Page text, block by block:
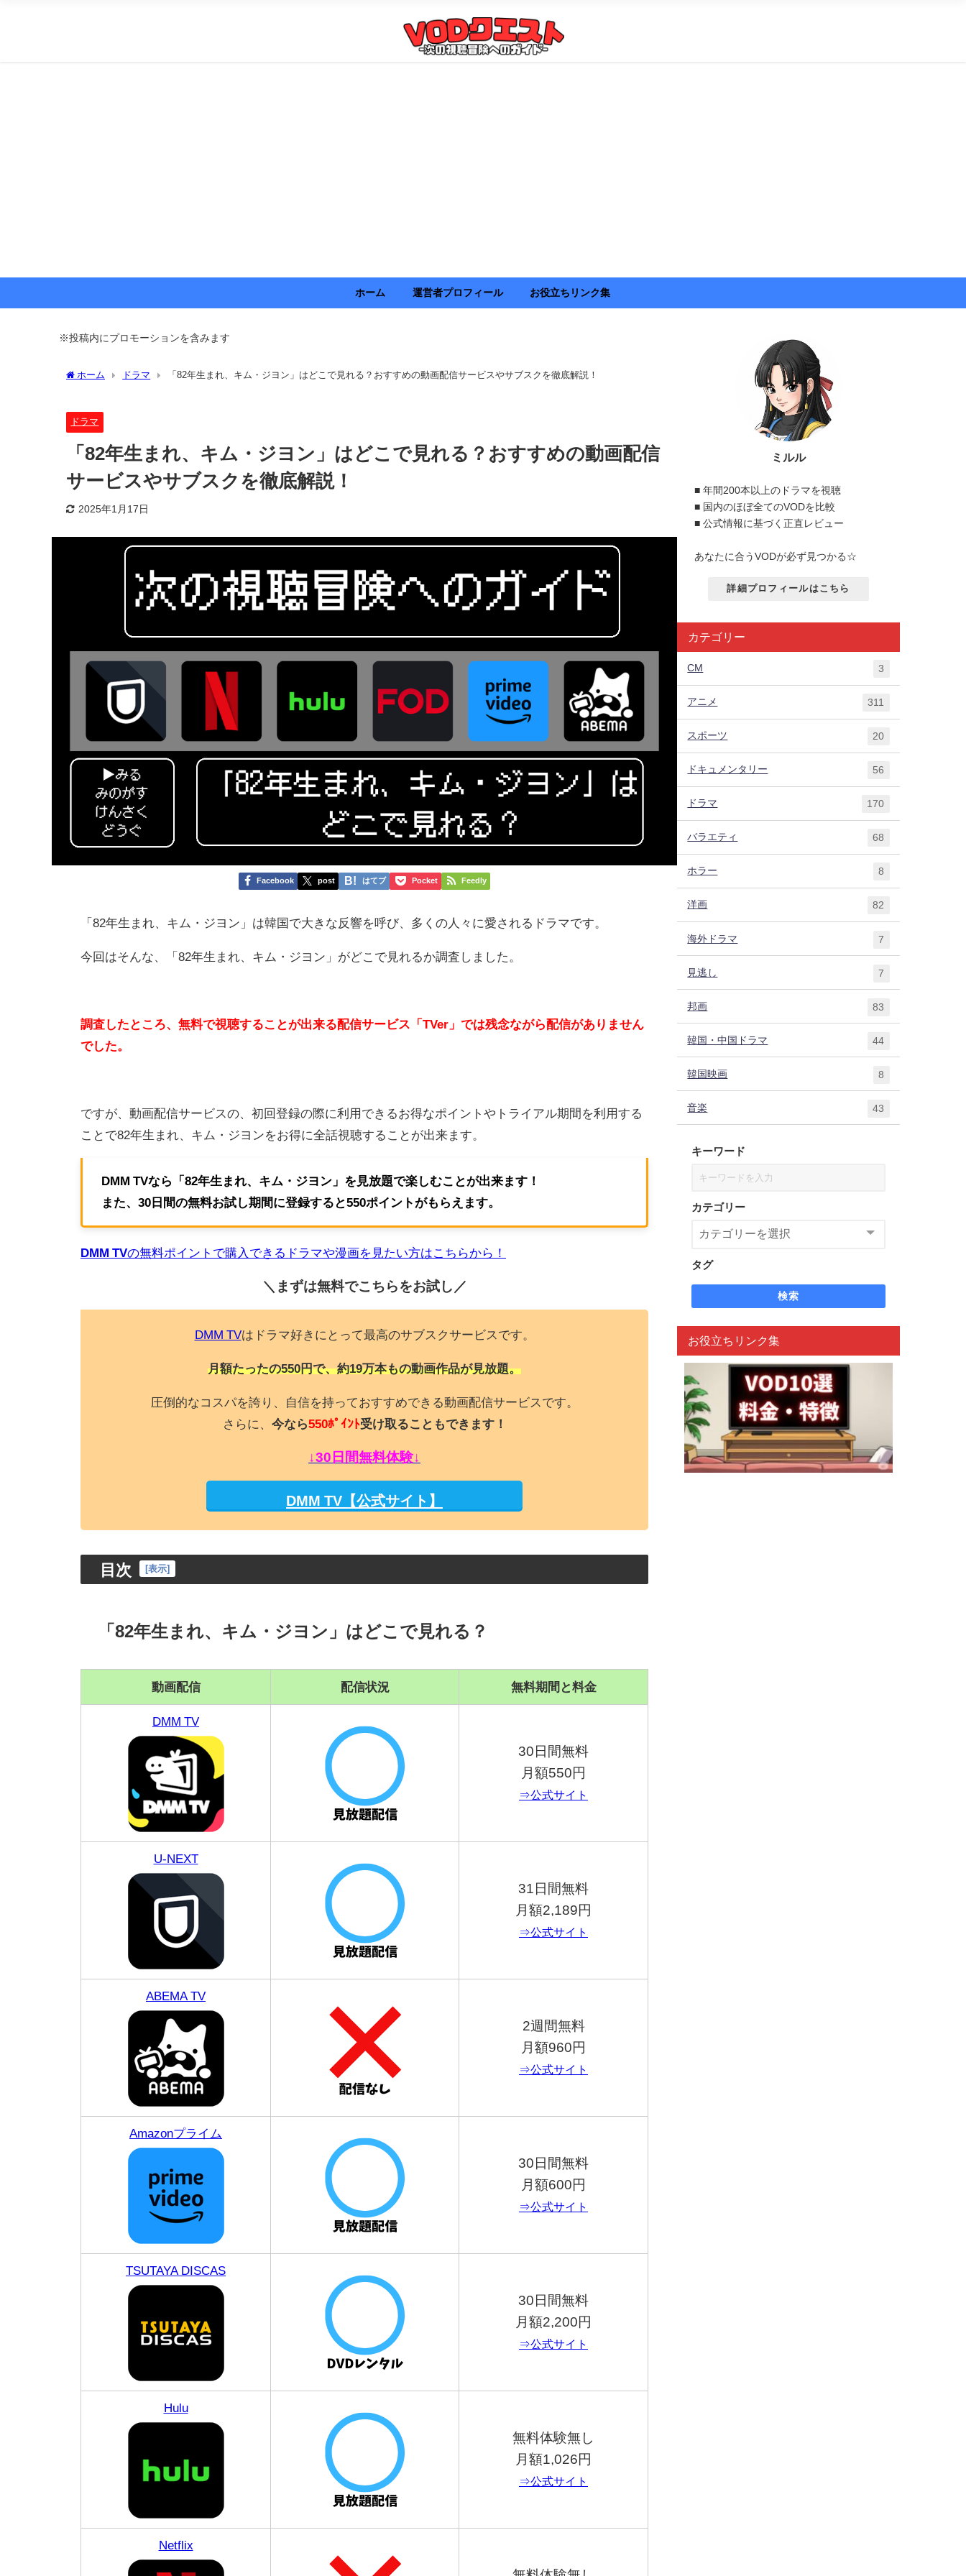
ホーム 運営者プロフィール お役立ちリンク集
※投稿内にプロモーションを含みます
ホーム ドラマ 「82年生まれ、キム・ジヨン」はどこで見れる？おすすめの動画配信サービスやサブスクを徹底解説！
ドラマ
「82年生まれ、キム・ジヨン」はどこで見れる？おすすめの動画配信
サービスやサブスクを徹底解説！
2025年1月17日
Facebook post はてブ Pocket Feedly
「82年生まれ、キム・ジヨン」は韓国で大きな反響を呼び、多くの人々に愛されるドラマです。
今回はそんな、「82年生まれ、キム・ジヨン」がどこで見れるか調査しました。
調査したところ、無料で視聴することが出来る配信サービス「TVer」では残念ながら配信がありません
でした。
ですが、動画配信サービスの、初回登録の際に利用できるお得なポイントやトライアル期間を利用する
ことで82年生まれ、キム・ジヨンをお得に全話視聴することが出来ます。
DMM TVなら「82年生まれ、キム・ジヨン」を見放題で楽しむことが出来ます！
また、30日間の無料お試し期間に登録すると550ポイントがもらえます。
DMM TVの無料ポイントで購入できるドラマや漫画を見たい方はこちらから！
＼まずは無料でこちらをお試し／
DMM TVはドラマ好きにとって最高のサブスクサービスです。
月額たったの550円で、約19万本もの動画作品が見放題。
圧倒的なコスパを誇り、自信を持っておすすめできる動画配信サービスです。
さらに、 今なら550ﾎﾟｲﾝﾄ受け取ることもできます！
↓30日間無料体験↓
DMM TV【公式サイト】
目次 [表示]
「82年生まれ、キム・ジヨン」はどこで見れる？
動画配信 配信状況 無料期間と料金
DMM TV
30日間無料
月額550円
⇒公式サイト
U-NEXT
31日間無料
月額2,189円
⇒公式サイト
ABEMA TV
2週間無料
月額960円
⇒公式サイト
Amazonプライム
30日間無料
月額600円
⇒公式サイト
TSUTAYA DISCAS
30日間無料
月額2,200円
⇒公式サイト
Hulu
無料体験無し
月額1,026円
⇒公式サイト
Netflix
ミルル
■ 年間200本以上のドラマを視聴
■ 国内のほぼ全てのVODを比較
■ 公式情報に基づく正直レビュー
あなたに合うVODが必ず見つかる☆
詳細プロフィールはこちら
カテゴリー
CM 3
アニメ 311
スポーツ 20
ドキュメンタリー 56
ドラマ 170
バラエティ 68
ホラー 8
洋画 82
海外ドラマ 7
見逃し 7
邦画 83
韓国・中国ドラマ 44
韓国映画 8
音楽 43
キーワード
カテゴリー
タグ
検索
お役立ちリンク集